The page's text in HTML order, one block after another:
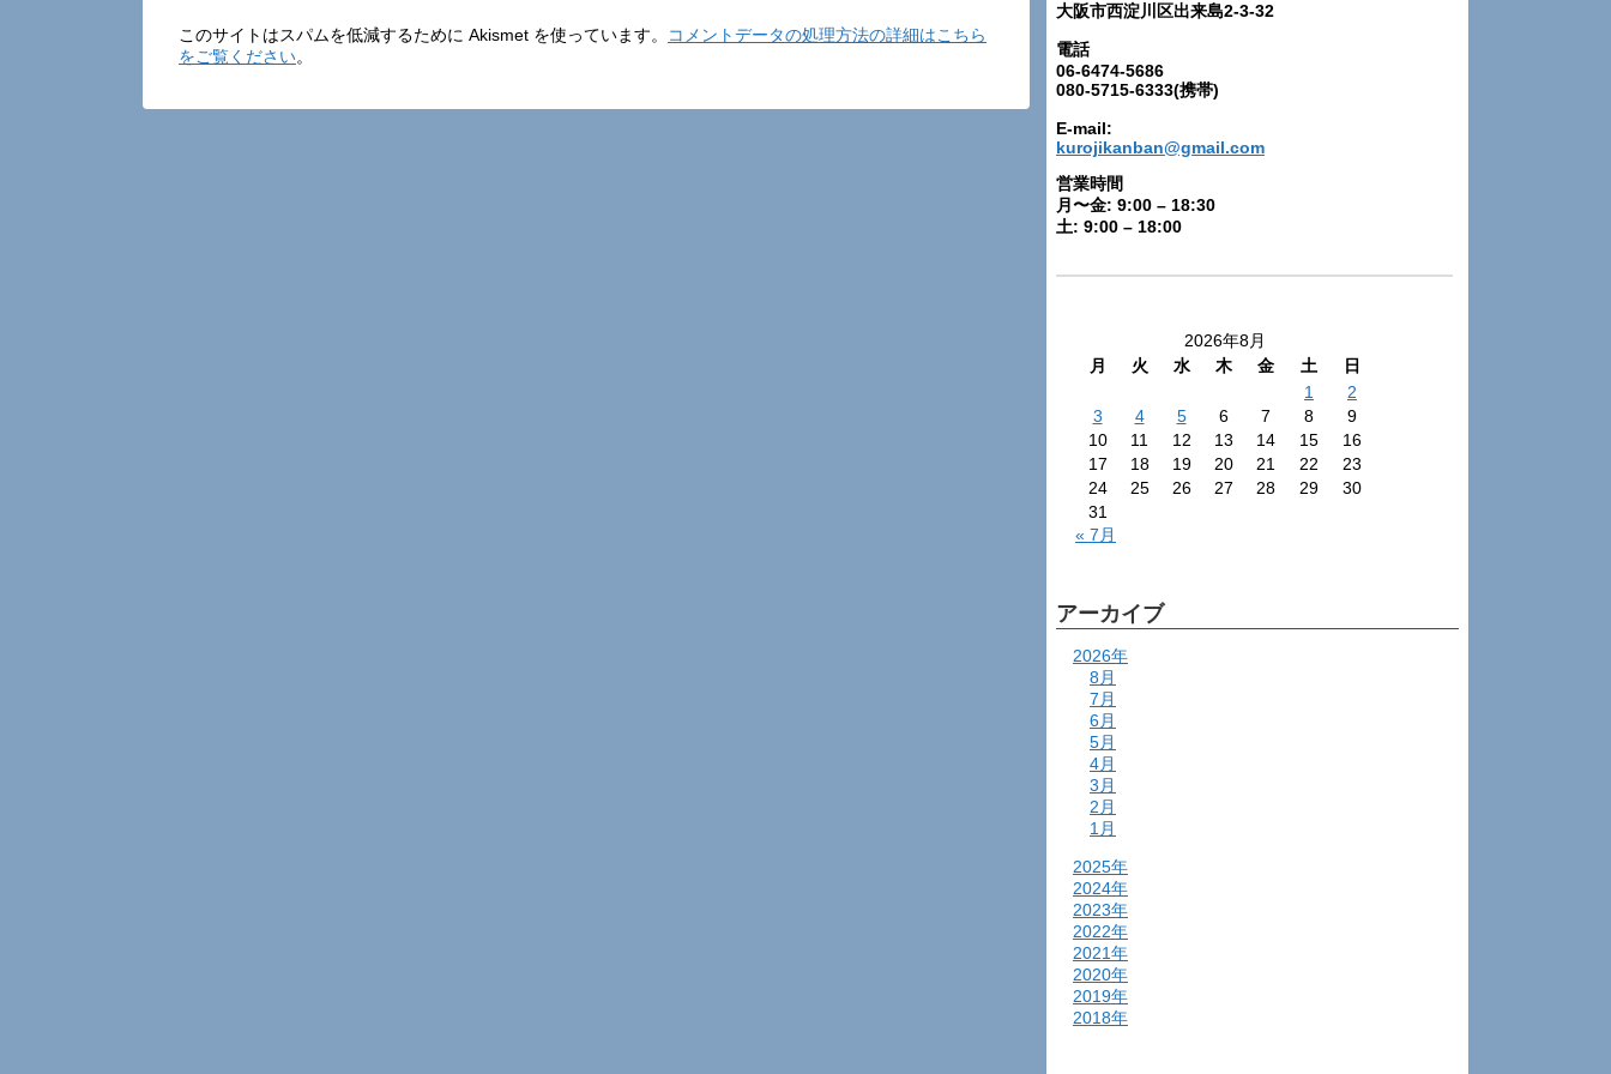
このサイトはスパムを低減するために Akismet を使っています。
コメントデータの処理方法の詳細はこちら
をご覧ください。
大阪市西淀川区出来島2-3-32
電話
06-6474-5686
080-5715-6333(携帯)
E-mail:
kurojikanban@gmail.com
営業時間
月〜金: 9:00 – 18:30
土: 9:00 – 18:00
2026年8月
月
火 水 木 金 土
日
1
2
3
4 5 6 7 8
9
10
11 12 13 14 15
16
17
18 19 20 21 22
23
24
25 26 27 28 29
30
31
« 7月
アーカイブ
2026年
8月
7月
6月
5月
4月
3月
2月
1月
2025年
2024年
2023年
2022年
2021年
2020年
2019年
2018年